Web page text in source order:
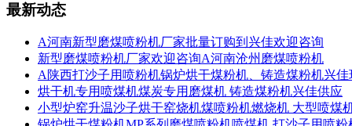
最新动态
A河南新型磨煤喷粉机厂家批量订购到兴佳欢迎咨询
新型磨煤喷粉机厂家欢迎咨询A河南沧州磨煤喷粉机
A陕西打沙子用喷粉机锅炉烘干煤粉机、铸造煤粉机兴佳
烘干机专用喷煤机煤炭专用磨煤机 铸造煤粉机兴佳供应
小型炉窑升温沙子烘干窑烧机煤喷粉机燃烧机 大型喷煤